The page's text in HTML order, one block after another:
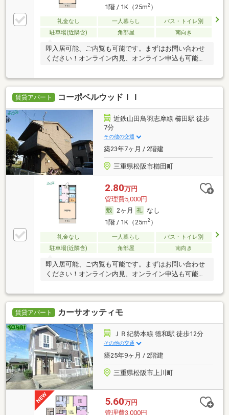
1階 / 1K（25m2）
礼金なし 一人暮らし
バス・トイレ別
駐車場(近隣含)
角部屋 南向き
即入居可能、ご内覧も可能です。まずはお問い合わせ
ください！オンライン内見、オンライン申込も可能で
賃貸アパート コーポベルウッドＩＩ
近鉄山田鳥羽志摩線 櫛田駅 徒歩
7分
その他の交通
築23年7ヶ月 / 2階建
三重県松阪市櫛田町
2.80万円
管理費5,000円
2ヶ月
なし
1階 / 1K（25m2）
礼金なし 一人暮らし
バス・トイレ別
駐車場(近隣含)
角部屋 南向き
即入居可能、ご内覧も可能です。まずはお問い合わせ
ください！オンライン内見、オンライン申込も可能で
賃貸アパート カーサオッティモ
ＪＲ紀勢本線 徳和駅 徒歩12分
その他の交通
築25年9ヶ月 / 2階建
三重県松阪市上川町
5.60万円
管理費3,000円